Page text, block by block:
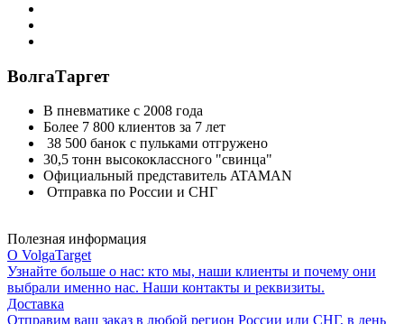
ВолгаТаргет
В пневматике с 2008 года
Более 7 800 клиентов за 7 лет
38 500 банок с пульками отгружено
30,5 тонн высококлассного "свинца"
Официальный представитель ATAMAN
Отправка по России и СНГ
Полезная информация
О VolgaTarget
Узнайте больше о нас: кто мы, наши клиенты и почему они
выбрали именно нас. Наши контакты и реквизиты.
Доставка
Отправим ваш заказ в любой регион России или СНГ, в день